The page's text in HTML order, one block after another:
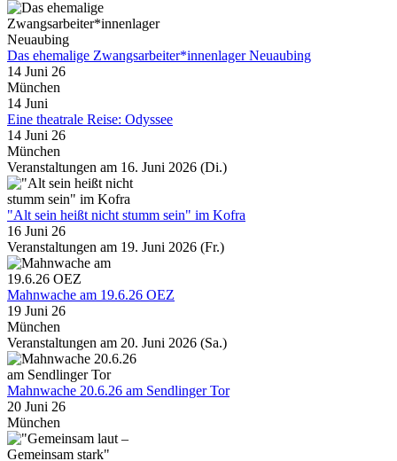
Das ehemalige Zwangsarbeiter*innenlager Neuaubing
14 Juni 26
München
14 Juni
Eine theatrale Reise: Odyssee
14 Juni 26
München
Veranstaltungen am 16. Juni 2026 (Di.)
"Alt sein heißt nicht stumm sein" im Kofra
16 Juni 26
Veranstaltungen am 19. Juni 2026 (Fr.)
Mahnwache am 19.6.26 OEZ
19 Juni 26
München
Veranstaltungen am 20. Juni 2026 (Sa.)
Mahnwache 20.6.26 am Sendlinger Tor
20 Juni 26
München